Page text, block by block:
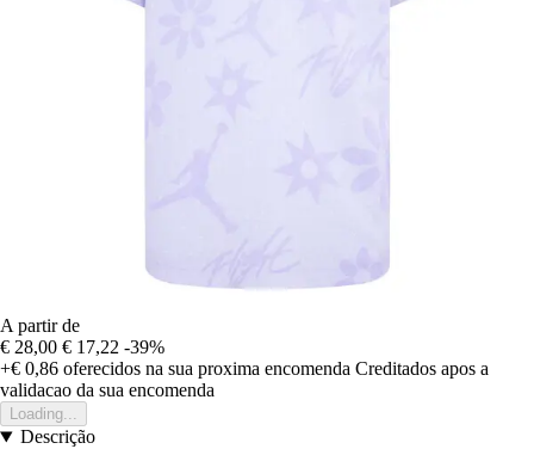
A partir de
€ 28,00 € 17,22 -39%
+€ 0,86 oferecidos na sua proxima encomenda Creditados apos a
validacao da sua encomenda
Loading...
Descrição